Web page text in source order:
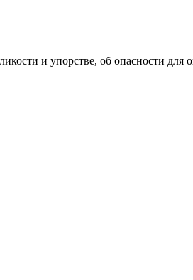
и упорстве, об опасности